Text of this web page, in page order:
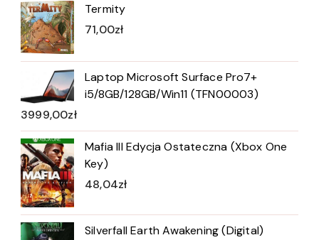
Termity
71,00zł
Laptop Microsoft Surface Pro7+
i5/8GB/128GB/Win11 (TFN00003)
3999,00zł
Mafia III Edycja Ostateczna (Xbox One
Key)
48,04zł
Silverfall Earth Awakening (Digital)